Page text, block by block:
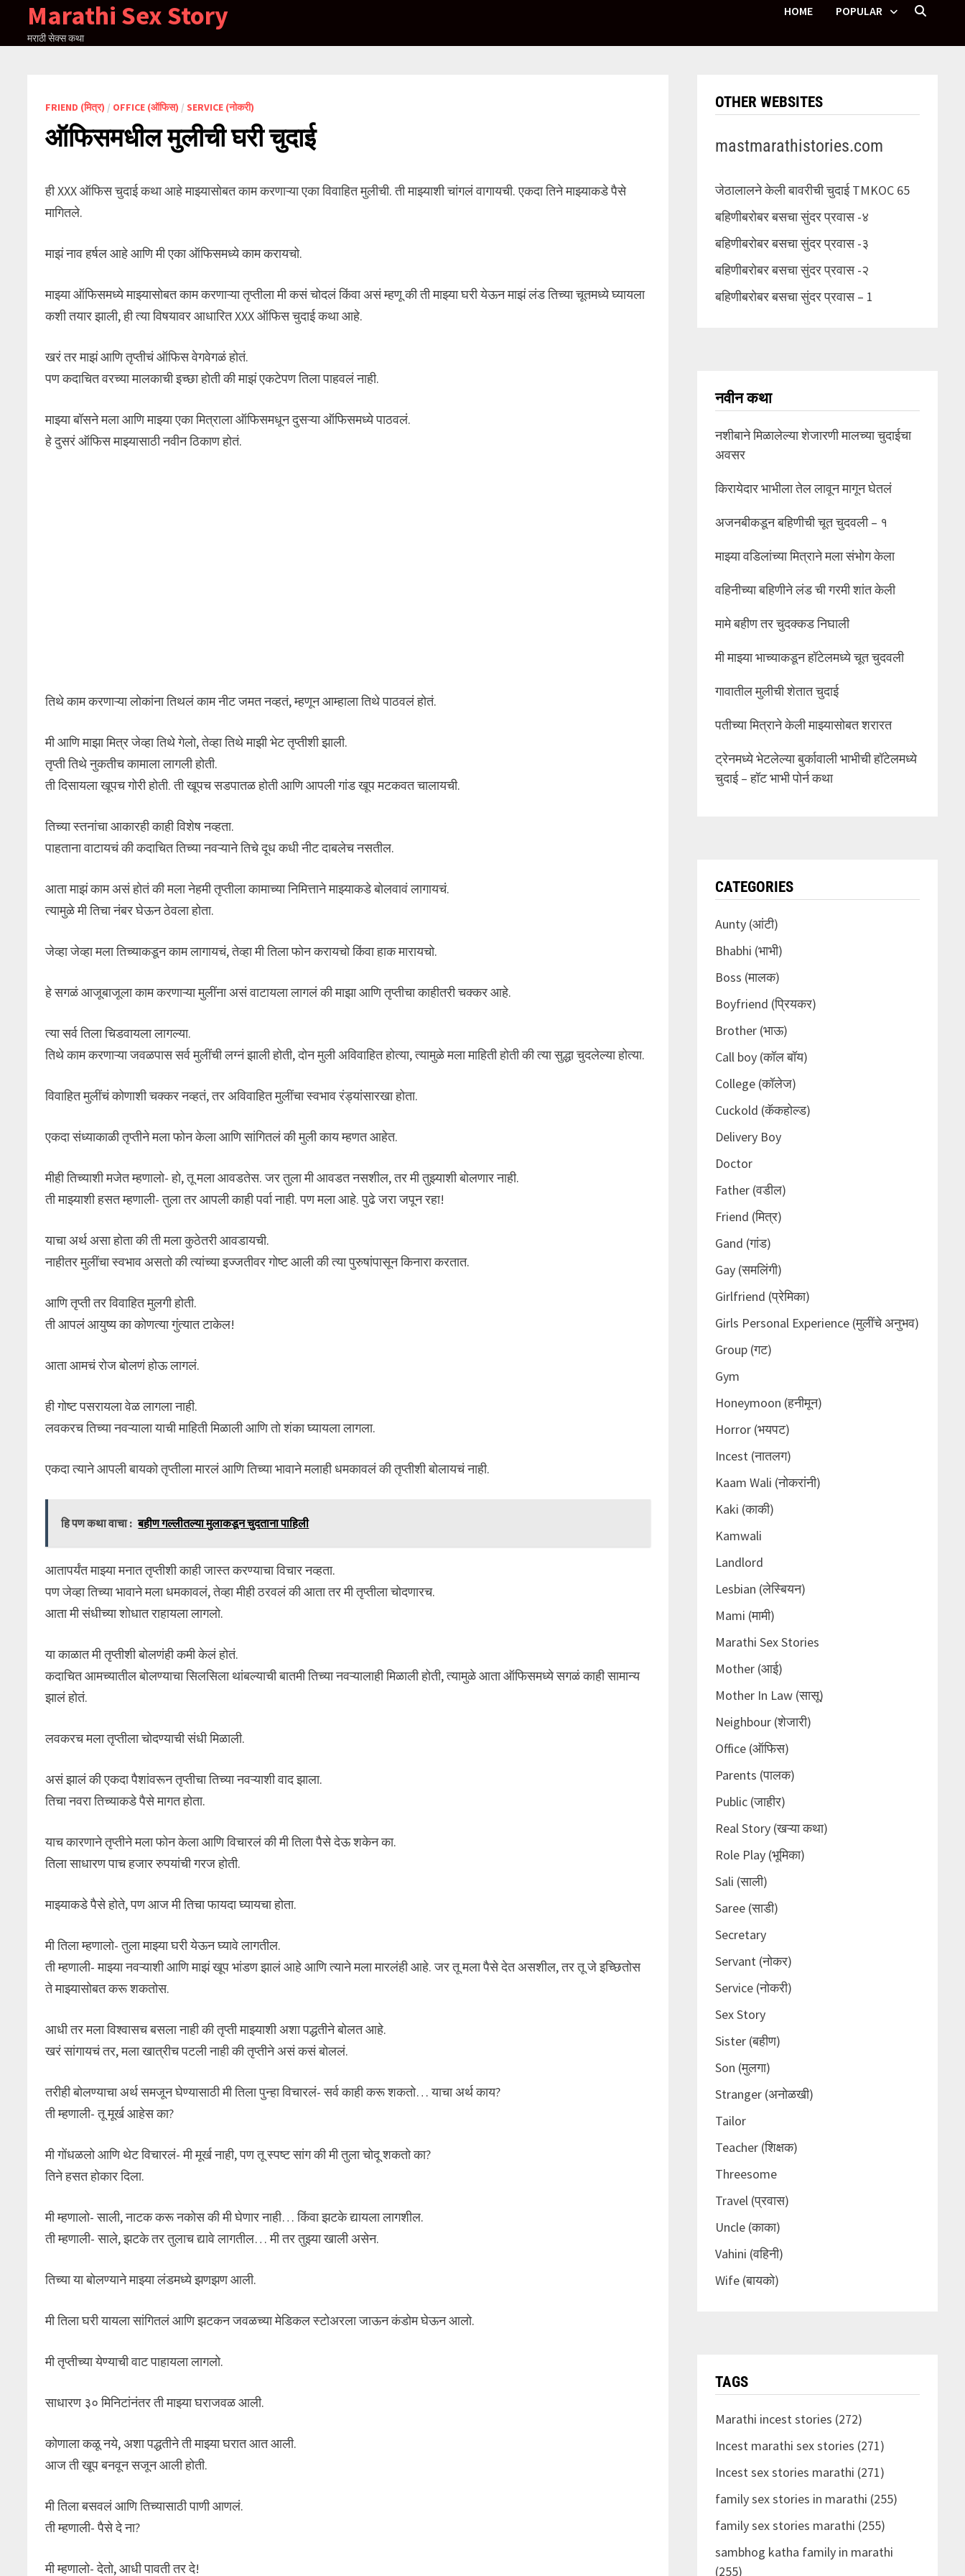
content
Marathi Sex Story
मराठी सेक्स कथा
HOME POPULAR
FRIEND (मित्र) / OFFICE (ऑफिस) / SERVICE (नोकरी)
ऑफिसमधील मुलीची घरी चुदाई
ही XXX ऑफिस चुदाई कथा आहे माझ्यासोबत काम करणाऱ्या एका विवाहित मुलीची. ती माझ्याशी चांगलं वागायची. एकदा तिने माझ्याकडे पैसे
मागितले.
माझं नाव हर्षल आहे आणि मी एका ऑफिसमध्ये काम करायचो.
माझ्या ऑफिसमध्ये माझ्यासोबत काम करणाऱ्या तृप्तीला मी कसं चोदलं किंवा असं म्हणू की ती माझ्या घरी येऊन माझं लंड तिच्या चूतमध्ये घ्यायला
कशी तयार झाली, ही त्या विषयावर आधारित XXX ऑफिस चुदाई कथा आहे.
खरं तर माझं आणि तृप्तीचं ऑफिस वेगवेगळं होतं.
पण कदाचित वरच्या मालकाची इच्छा होती की माझं एकटेपण तिला पाहवलं नाही.
माझ्या बॉसने मला आणि माझ्या एका मित्राला ऑफिसमधून दुसऱ्या ऑफिसमध्ये पाठवलं.
हे दुसरं ऑफिस माझ्यासाठी नवीन ठिकाण होतं.
तिथे काम करणाऱ्या लोकांना तिथलं काम नीट जमत नव्हतं, म्हणून आम्हाला तिथे पाठवलं होतं.
मी आणि माझा मित्र जेव्हा तिथे गेलो, तेव्हा तिथे माझी भेट तृप्तीशी झाली.
तृप्ती तिथे नुकतीच कामाला लागली होती.
ती दिसायला खूपच गोरी होती. ती खूपच सडपातळ होती आणि आपली गांड खूप मटकवत चालायची.
तिच्या स्तनांचा आकारही काही विशेष नव्हता.
पाहताना वाटायचं की कदाचित तिच्या नवऱ्याने तिचे दूध कधी नीट दाबलेच नसतील.
आता माझं काम असं होतं की मला नेहमी तृप्तीला कामाच्या निमित्ताने माझ्याकडे बोलवावं लागायचं.
त्यामुळे मी तिचा नंबर घेऊन ठेवला होता.
जेव्हा जेव्हा मला तिच्याकडून काम लागायचं, तेव्हा मी तिला फोन करायचो किंवा हाक मारायचो.
हे सगळं आजूबाजूला काम करणाऱ्या मुलींना असं वाटायला लागलं की माझा आणि तृप्तीचा काहीतरी चक्कर आहे.
त्या सर्व तिला चिडवायला लागल्या.
तिथे काम करणाऱ्या जवळपास सर्व मुलींची लग्नं झाली होती, दोन मुली अविवाहित होत्या, त्यामुळे मला माहिती होती की त्या सुद्धा चुदलेल्या होत्या.
विवाहित मुलींचं कोणाशी चक्कर नव्हतं, तर अविवाहित मुलींचा स्वभाव रंड्यांसारखा होता.
एकदा संध्याकाळी तृप्तीने मला फोन केला आणि सांगितलं की मुली काय म्हणत आहेत.
मीही तिच्याशी मजेत म्हणालो- हो, तू मला आवडतेस. जर तुला मी आवडत नसशील, तर मी तुझ्याशी बोलणार नाही.
ती माझ्याशी हसत म्हणाली- तुला तर आपली काही पर्वा नाही. पण मला आहे. पुढे जरा जपून रहा!
याचा अर्थ असा होता की ती मला कुठेतरी आवडायची.
नाहीतर मुलींचा स्वभाव असतो की त्यांच्या इज्जतीवर गोष्ट आली की त्या पुरुषांपासून किनारा करतात.
आणि तृप्ती तर विवाहित मुलगी होती.
ती आपलं आयुष्य का कोणत्या गुंत्यात टाकेल!
आता आमचं रोज बोलणं होऊ लागलं.
ही गोष्ट पसरायला वेळ लागला नाही.
लवकरच तिच्या नवऱ्याला याची माहिती मिळाली आणि तो शंका घ्यायला लागला.
एकदा त्याने आपली बायको तृप्तीला मारलं आणि तिच्या भावाने मलाही धमकावलं की तृप्तीशी बोलायचं नाही.
हि पण कथा वाचा : बहीण गल्लीतल्या मुलाकडून चुदताना पाहिली
आतापर्यंत माझ्या मनात तृप्तीशी काही जास्त करण्याचा विचार नव्हता.
पण जेव्हा तिच्या भावाने मला धमकावलं, तेव्हा मीही ठरवलं की आता तर मी तृप्तीला चोदणारच.
आता मी संधीच्या शोधात राहायला लागलो.
या काळात मी तृप्तीशी बोलणंही कमी केलं होतं.
कदाचित आमच्यातील बोलण्याचा सिलसिला थांबल्याची बातमी तिच्या नवऱ्यालाही मिळाली होती, त्यामुळे आता ऑफिसमध्ये सगळं काही सामान्य
झालं होतं.
लवकरच मला तृप्तीला चोदण्याची संधी मिळाली.
असं झालं की एकदा पैशांवरून तृप्तीचा तिच्या नवऱ्याशी वाद झाला.
तिचा नवरा तिच्याकडे पैसे मागत होता.
याच कारणाने तृप्तीने मला फोन केला आणि विचारलं की मी तिला पैसे देऊ शकेन का.
तिला साधारण पाच हजार रुपयांची गरज होती.
माझ्याकडे पैसे होते, पण आज मी तिचा फायदा घ्यायचा होता.
मी तिला म्हणालो- तुला माझ्या घरी येऊन घ्यावे लागतील.
ती म्हणाली- माझ्या नवऱ्याशी आणि माझं खूप भांडण झालं आहे आणि त्याने मला मारलंही आहे. जर तू मला पैसे देत असशील, तर तू जे इच्छितोस
ते माझ्यासोबत करू शकतोस.
आधी तर मला विश्वासच बसला नाही की तृप्ती माझ्याशी अशा पद्धतीने बोलत आहे.
खरं सांगायचं तर, मला खात्रीच पटली नाही की तृप्तीने असं कसं बोललं.
तरीही बोलण्याचा अर्थ समजून घेण्यासाठी मी तिला पुन्हा विचारलं- सर्व काही करू शकतो… याचा अर्थ काय?
ती म्हणाली- तू मूर्ख आहेस का?
मी गोंधळलो आणि थेट विचारलं- मी मूर्ख नाही, पण तू स्पष्ट सांग की मी तुला चोदू शकतो का?
तिने हसत होकार दिला.
मी म्हणालो- साली, नाटक करू नकोस की मी घेणार नाही… किंवा झटके द्यायला लागशील.
ती म्हणाली- साले, झटके तर तुलाच द्यावे लागतील… मी तर तुझ्या खाली असेन.
तिच्या या बोलण्याने माझ्या लंडमध्ये झणझण आली.
मी तिला घरी यायला सांगितलं आणि झटकन जवळच्या मेडिकल स्टोअरला जाऊन कंडोम घेऊन आलो.
मी तृप्तीच्या येण्याची वाट पाहायला लागलो.
साधारण ३० मिनिटांनंतर ती माझ्या घराजवळ आली.
कोणाला कळू नये, अशा पद्धतीने ती माझ्या घरात आत आली.
आज ती खूप बनवून सजून आली होती.
मी तिला बसवलं आणि तिच्यासाठी पाणी आणलं.
ती म्हणाली- पैसे दे ना?
मी म्हणालो- देतो, आधी पावती तर दे!
OTHER WEBSITES
mastmarathistories.com
जेठालालने केली बावरीची चुदाई TMKOC 65
बहिणीबरोबर बसचा सुंदर प्रवास -४
बहिणीबरोबर बसचा सुंदर प्रवास -३
बहिणीबरोबर बसचा सुंदर प्रवास -२
बहिणीबरोबर बसचा सुंदर प्रवास – 1
नवीन कथा
नशीबाने मिळालेल्या शेजारणी मालच्या चुदाईचा
अवसर
किरायेदार भाभीला तेल लावून मागून घेतलं
अजनबीकडून बहिणीची चूत चुदवली – १
माझ्या वडिलांच्या मित्राने मला संभोग केला
वहिनीच्या बहिणीने लंड ची गरमी शांत केली
मामे बहीण तर चुदक्कड निघाली
मी माझ्या भाच्याकडून हॉटेलमध्ये चूत चुदवली
गावातील मुलीची शेतात चुदाई
पतीच्या मित्राने केली माझ्यासोबत शरारत
ट्रेनमध्ये भेटलेल्या बुर्कावाली भाभीची हॉटेलमध्ये
चुदाई – हॉट भाभी पोर्न कथा
CATEGORIES
Aunty (आंटी)
Bhabhi (भाभी)
Boss (मालक)
Boyfriend (प्रियकर)
Brother (भाऊ)
Call boy (कॉल बॉय)
College (कॉलेज)
Cuckold (कॅकहोल्ड)
Delivery Boy
Doctor
Father (वडील)
Friend (मित्र)
Gand (गांड)
Gay (समलिंगी)
Girlfriend (प्रेमिका)
Girls Personal Experience (मुलींचे अनुभव)
Group (गट)
Gym
Honeymoon (हनीमून)
Horror (भयपट)
Incest (नातलग)
Kaam Wali (नोकरांनी)
Kaki (काकी)
Kamwali
Landlord
Lesbian (लेस्बियन)
Mami (मामी)
Marathi Sex Stories
Mother (आई)
Mother In Law (सासू)
Neighbour (शेजारी)
Office (ऑफिस)
Parents (पालक)
Public (जाहीर)
Real Story (खऱ्या कथा)
Role Play (भूमिका)
Sali (साली)
Saree (साडी)
Secretary
Servant (नोकर)
Service (नोकरी)
Sex Story
Sister (बहीण)
Son (मुलगा)
Stranger (अनोळखी)
Tailor
Teacher (शिक्षक)
Threesome
Travel (प्रवास)
Uncle (काका)
Vahini (वहिनी)
Wife (बायको)
TAGS
Marathi incest stories (272)
Incest marathi sex stories (271)
Incest sex stories marathi (271)
family sex stories in marathi (255)
family sex stories marathi (255)
sambhog katha family in marathi
(255)